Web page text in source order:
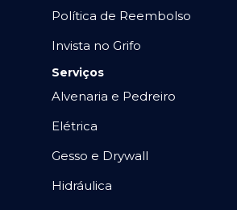
Política de Reembolso
Invista no Grifo
Serviços
Alvenaria e Pedreiro
Elétrica
Gesso e Drywall
Hidráulica